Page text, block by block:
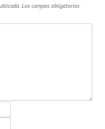
Los campos obligatorios